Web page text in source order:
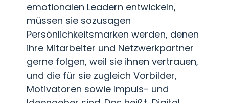
emotionalen Leadern entwickeln,
müssen sie sozusagen
Persönlichkeitsmarken werden, denen
ihre Mitarbeiter und Netzwerkpartner
gerne folgen, weil sie ihnen vertrauen,
und die für sie zugleich Vorbilder,
Motivatoren sowie Impuls- und